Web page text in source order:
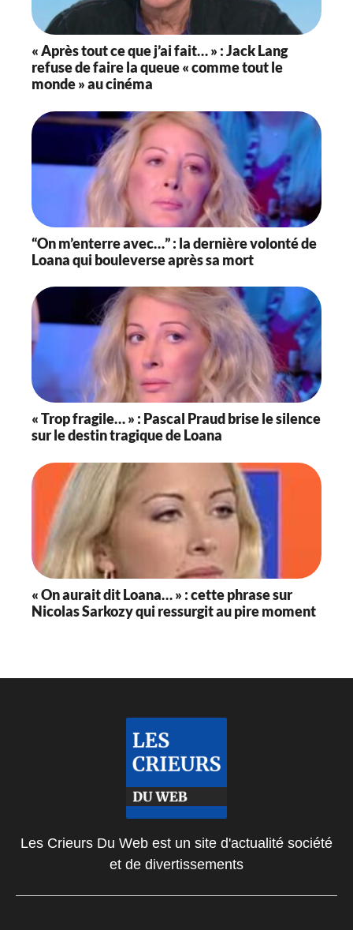
« Après tout ce que j’ai fait… » : Jack Lang
refuse de faire la queue « comme tout le
monde » au cinéma
“On m’enterre avec…” : la dernière volonté de
Loana qui bouleverse après sa mort
« Trop fragile… » : Pascal Praud brise le silence
sur le destin tragique de Loana
« On aurait dit Loana… » : cette phrase sur
Nicolas Sarkozy qui ressurgit au pire moment
Les Crieurs Du Web est un site d'actualité société
et de divertissements